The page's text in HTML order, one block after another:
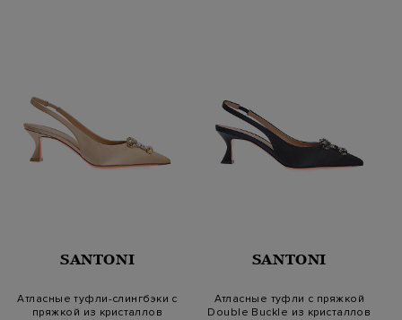
SANTONI
Атласные туфли-слингбэки с
пряжкой из кристаллов
SANTONI
Атласные туфли с пряжкой
Double Buckle из кристаллов